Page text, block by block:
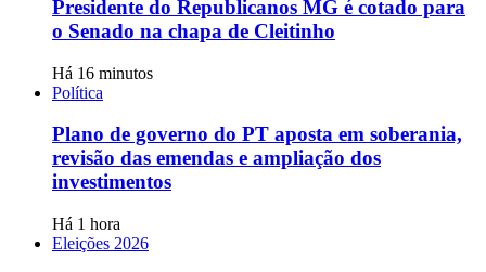
Presidente do Republicanos MG é cotado para
o Senado na chapa de Cleitinho
Há 16 minutos
Política
Plano de governo do PT aposta em soberania,
revisão das emendas e ampliação dos
investimentos
Há 1 hora
Eleições 2026